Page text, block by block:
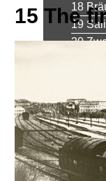
18
19
20
15 The